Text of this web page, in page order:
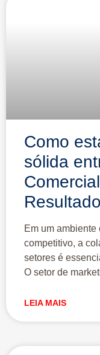
Como
sólida
Em um
competitivo, a
setores é
O setor de
LEIA MAIS